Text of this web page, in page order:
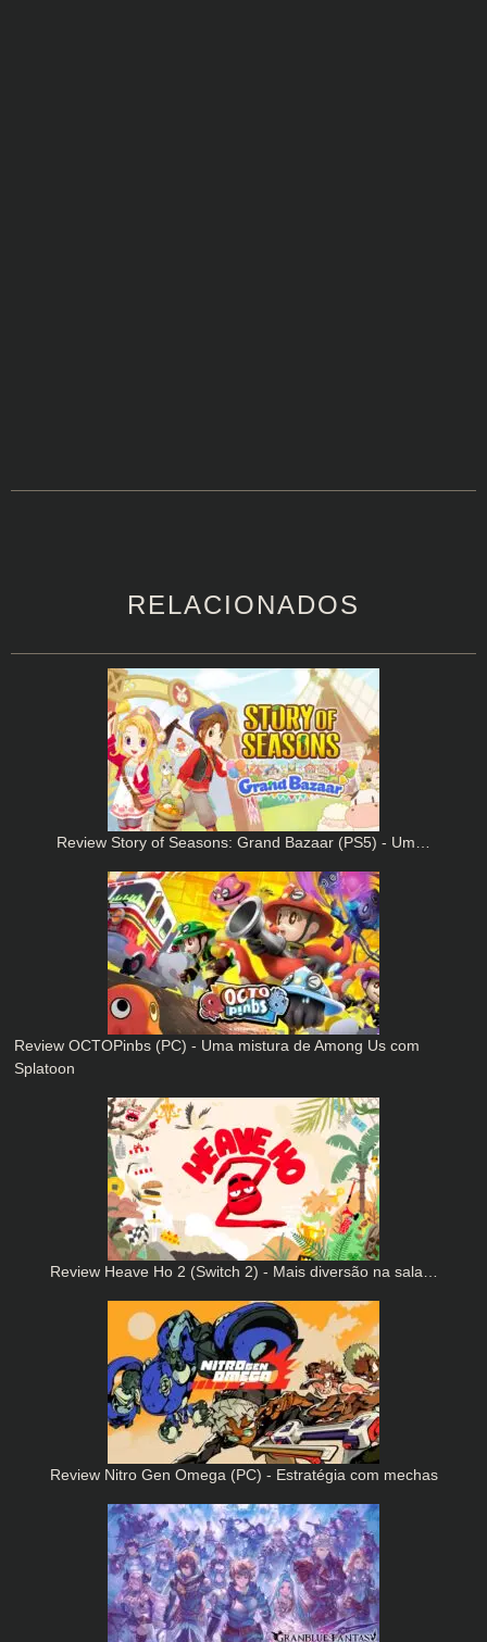
RELACIONADOS
Review Story of Seasons: Grand Bazaar (PS5) - Um…
Review OCTOPinbs (PC) - Uma mistura de Among Us com
Splatoon
Review Heave Ho 2 (Switch 2) - Mais diversão na sala…
Review Nitro Gen Omega (PC) - Estratégia com mechas